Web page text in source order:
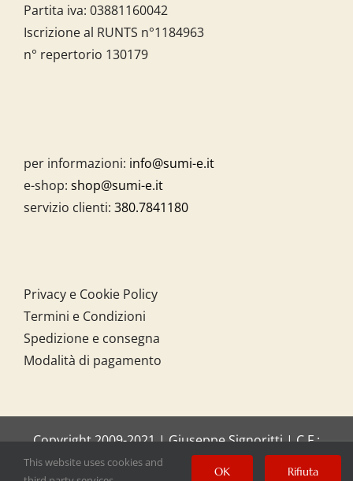
Partita iva: 03881160042
Iscrizione al RUNTS n°1184963
n° repertorio 130179
per informazioni: info@sumi-e.it
e-shop: shop@sumi-e.it
servizio clienti: 380.7841180
Privacy e Cookie Policy
Termini e Condizioni
Spedizione e consegna
Modalità di pagamento
Copyright 2009-2021 | Giuseppe Signoritti | C.F.:
SGNGPP61C20I158O
This website uses cookies and
OK Rifiuta